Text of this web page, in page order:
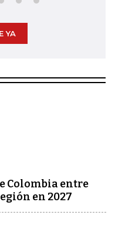
YA
Colombia entre
en 2027